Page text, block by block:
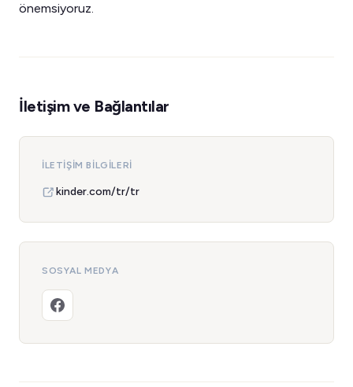
önemsiyoruz.
İletişim ve Bağlantılar
İLETIŞIM BILGILERI
kinder.com/tr/tr
SOSYAL MEDYA